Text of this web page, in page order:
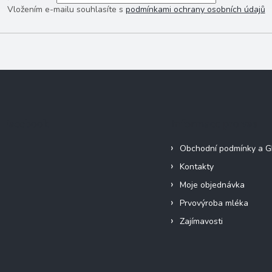
Vložením e-mailu souhlasíte s podmínkami ochrany osobních údajů
Obchodní podmínky a
Kontakty
Moje objednávka
Prvovýroba mléka
Zajímavosti